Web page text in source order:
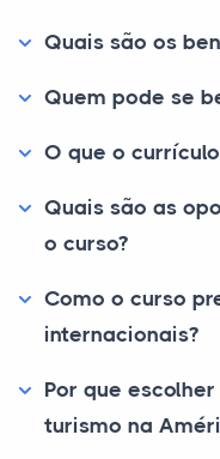
Quais são os
Quem pode se
O que o
Quais são as
o curso?
Como o curso
internacionais?
Por que
turismo na